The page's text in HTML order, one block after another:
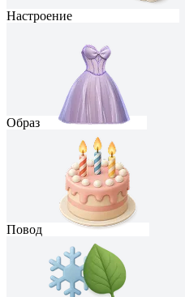
Настроение
Образ
Повод